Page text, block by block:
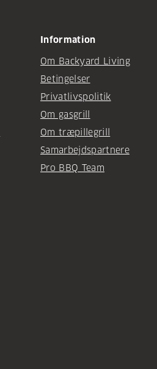
Information
Om Backyard Living
Betingelser
Privatlivspolitik
Om gasgrill
Om træpillegrill
Samarbejdspartnere
Pro BBQ Team